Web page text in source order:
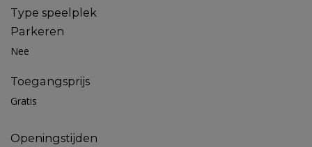
Type speelplek
Parkeren
Nee
Toegangsprijs
Gratis
Openingstijden